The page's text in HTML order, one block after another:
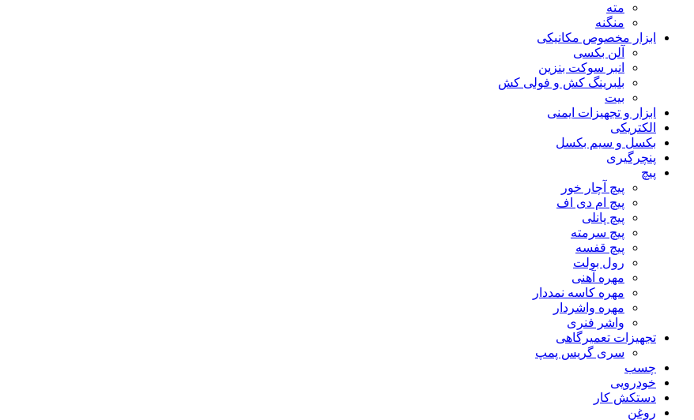
مته
منگنه
ابزار مخصوص مکانیکی
آلن بکسی
انبر سوکت بنزین
بلبرینگ کش و فولی کش
بیت
ابزار و تجهیزات ایمنی
الکتریکی
بکسل و سیم بکسل
پنچرگیری
پیچ
پیچ آچار خور
پیچ ام دی اف
پیچ پانلی
پیچ سرمته
پیچ قفسه
رول بولت
مهره آهنی
مهره کاسه نمددار
مهره واشردار
واشر فنری
تجهیزات تعمیرگاهی
سری گریس پمپ
چسب
خودرویی
دستکش کار
روغن